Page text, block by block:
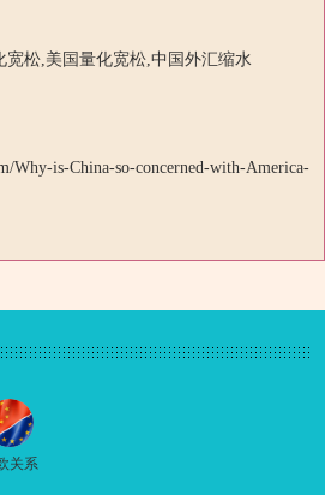
松,美国量化宽松,中国外汇缩水
Why-is-China-so-concerned-with-America-
关系